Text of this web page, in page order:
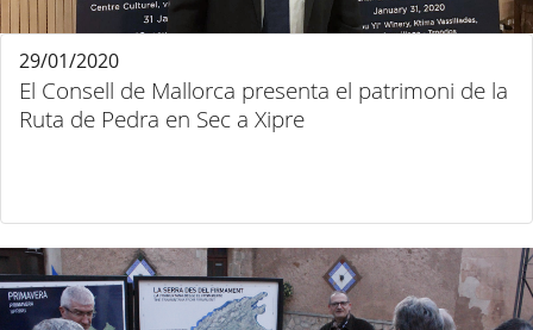
El Consell de Mallorca presenta el patrimoni de la
Ruta de Pedra en Sec a Xipre
29/01/2020